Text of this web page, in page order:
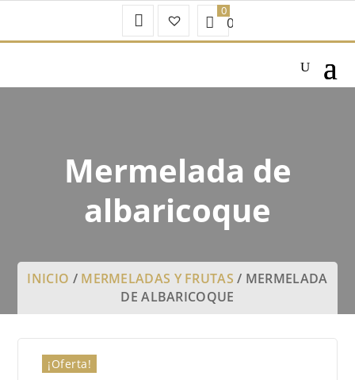
Mi
Favoritos0.00
Mermelada de
albaricoque
INICIO / MERMELADAS Y FRUTAS / MERMELADA
DE ALBARICOQUE
¡Oferta!